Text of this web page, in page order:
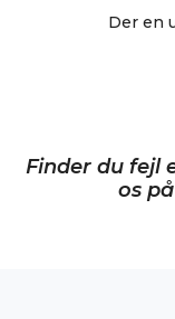
Der en
Finder du fejl
os på